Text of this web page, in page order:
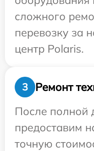
сложного
перевозку за
центр Polaris.
3
Ремонт
После полной
предоставим
точную